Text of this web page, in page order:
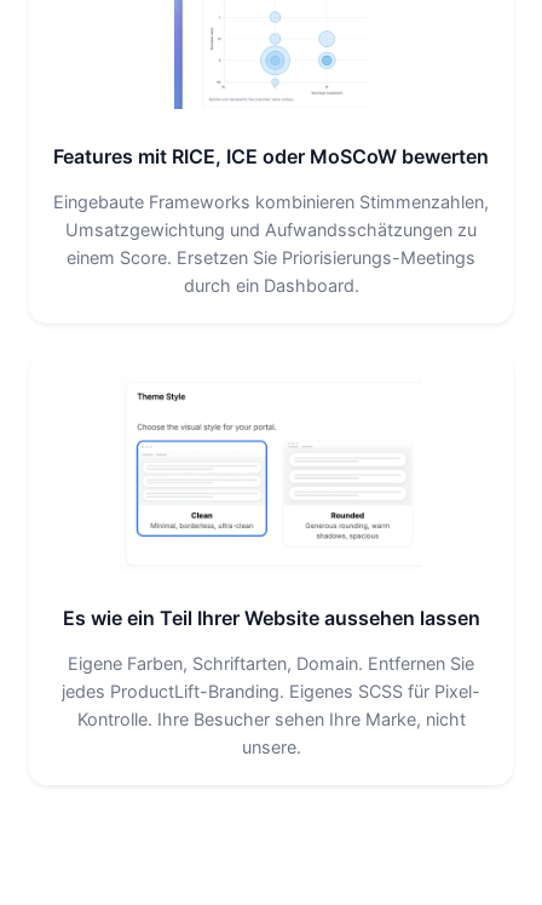
Features mit RICE, ICE oder MoSCoW bewerten
Eingebaute Frameworks kombinieren Stimmenzahlen,
Umsatzgewichtung und Aufwandsschätzungen zu
einem Score. Ersetzen Sie Priorisierungs-Meetings
durch ein Dashboard.
Es wie ein Teil Ihrer Website aussehen lassen
Eigene Farben, Schriftarten, Domain. Entfernen Sie
jedes ProductLift-Branding. Eigenes SCSS für Pixel-
Kontrolle. Ihre Besucher sehen Ihre Marke, nicht
unsere.